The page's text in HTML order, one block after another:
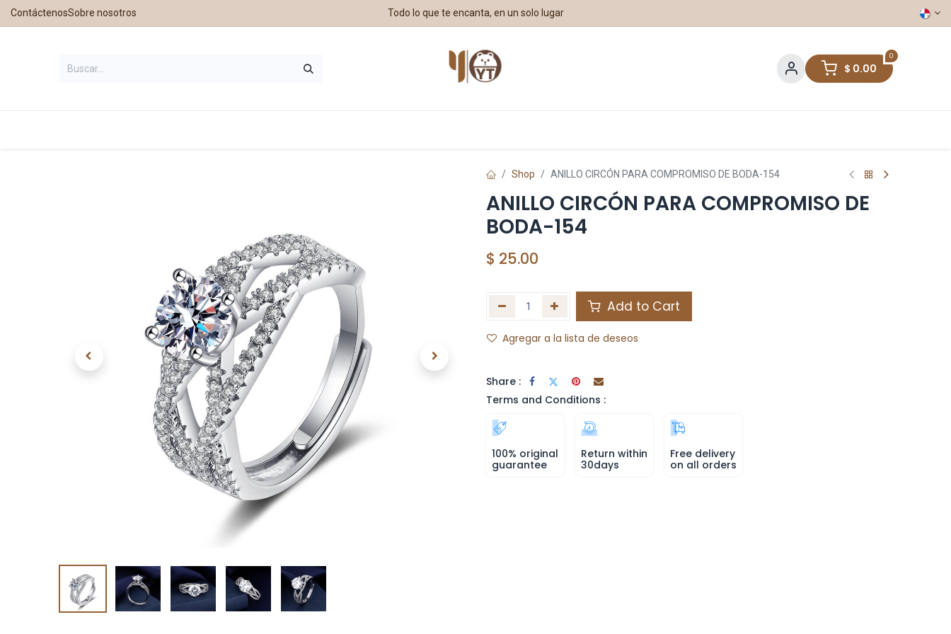
ContáctenosSobre nosotros Todo lo que te encanta, en un solo lugar
0
$ 0.00
Shop ANILLO CIRCÓN PARA COMPROMISO DE BODA-154
ANILLO CIRCÓN PARA COMPROMISO DE
BODA-154
$ 25.00
Add to Cart
Agregar a la lista de deseos
Share :
Terms and Conditions :
100% original
guarantee
Return within
30days
Free delivery
on all orders